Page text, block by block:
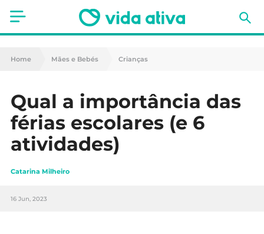
Saúde
Nutrição
Receitas
Fitness
Mães e Bebés
Home Mães e Bebés Crianças
Qual a importância das
férias escolares (e 6
atividades)
Catarina Milheiro
16 Jun, 2023